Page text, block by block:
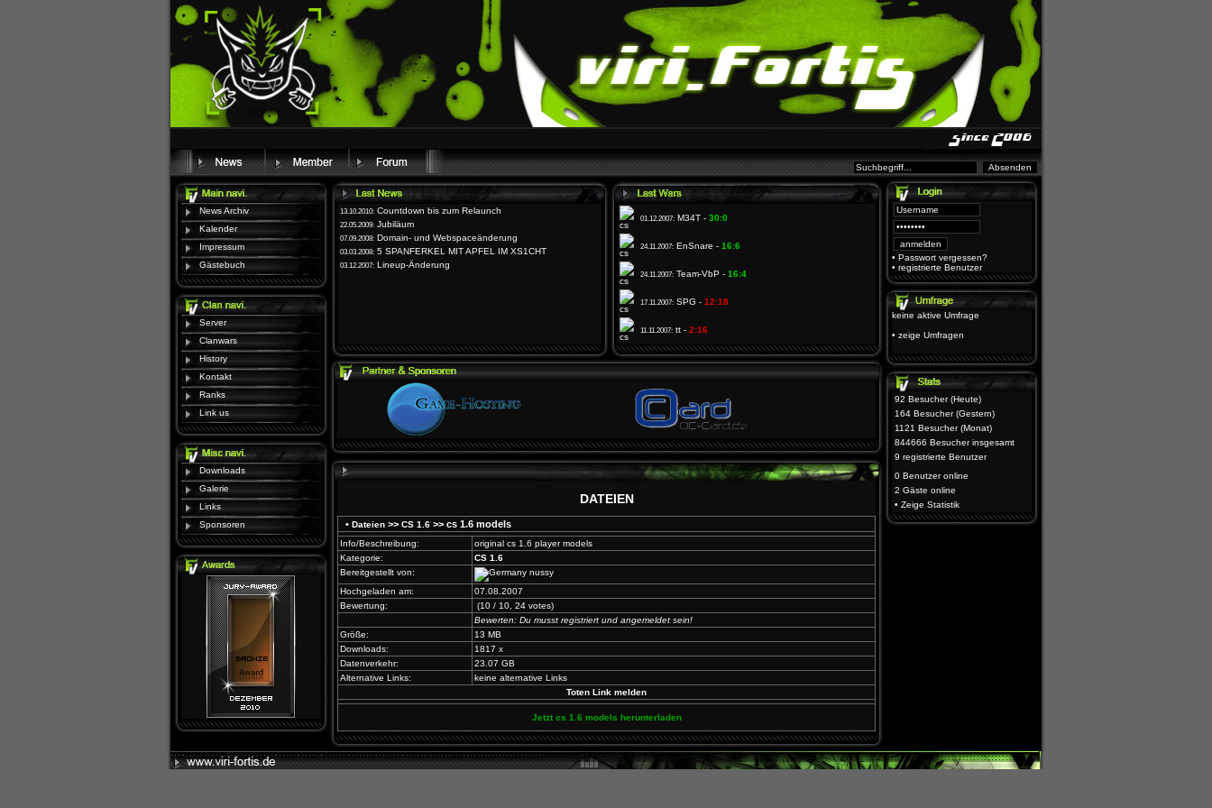
News Archiv
Kalender
Impressum
Gästebuch
Server
Clanwars
History
Kontakt
Ranks
Link us
Downloads
Galerie
Links
Sponsoren
13.10.2010: Countdown bis zum Relaunch
22.05.2009: Jubiläum
07.09.2008: Domain- und Webspaceänderung
03.03.2008: 5 SPANFERKEL MIT APFEL IM XS1CHT
03.12.2007: Lineup-Änderung
01.12.2007: M34T - 30:0
24.11.2007: EnSnare - 16:6
24.11.2007: Team-VbP - 16:4
17.11.2007: SPG - 12:18
11.11.2007: tt - 2:16
DATEIEN
• Dateien >> CS 1.6 >> cs 1.6 models
Info/Beschreibung:
original cs 1.6 player models
Kategorie:
CS 1.6
Bereitgestellt von:
nussy
Hochgeladen am:
07.08.2007
Bewertung:
(10 / 10, 24 votes)
Bewerten: Du musst registriert und angemeldet sein!
Größe:
13 MB
Downloads:
1817 x
Datenverkehr:
23.07 GB
Alternative Links:
keine alternative Links
Toten Link melden
Jetzt cs 1.6 models herunterladen
• Passwort vergessen?
• registrierte Benutzer
keine aktive Umfrage
• zeige Umfragen
92 Besucher (Heute)
164 Besucher (Gestern)
1121 Besucher (Monat)
844666 Besucher insgesamt
9 registrierte Benutzer
0 Benutzeronline
2 Gäste online
• Zeige Statistik